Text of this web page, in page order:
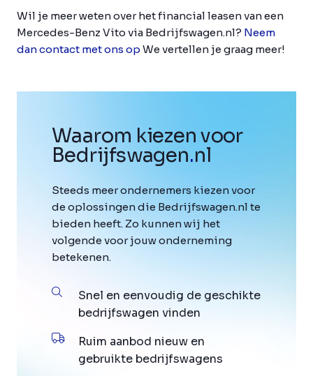
Wil je meer weten over het financial leasen van een
Mercedes-Benz Vito via Bedrijfswagen.nl? Neem
dan contact met ons op We vertellen je graag meer!
Waarom kiezen voor
Bedrijfswagen.nl
Steeds meer ondernemers kiezen voor
de oplossingen die Bedrijfswagen.nl te
bieden heeft. Zo kunnen wij het
volgende voor jouw onderneming
betekenen.
Snel en eenvoudig de geschikte
bedrijfswagen vinden
Ruim aanbod nieuw en
gebruikte bedrijfswagens